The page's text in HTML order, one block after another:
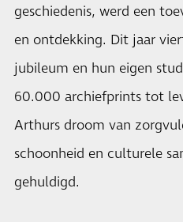
geschiedenis, werd een
en ontdekking. Dit jaar
jubileum en hun eigen
60.000 archiefprints tot
Arthurs droom van
schoonheid en culturele
gehuldigd.